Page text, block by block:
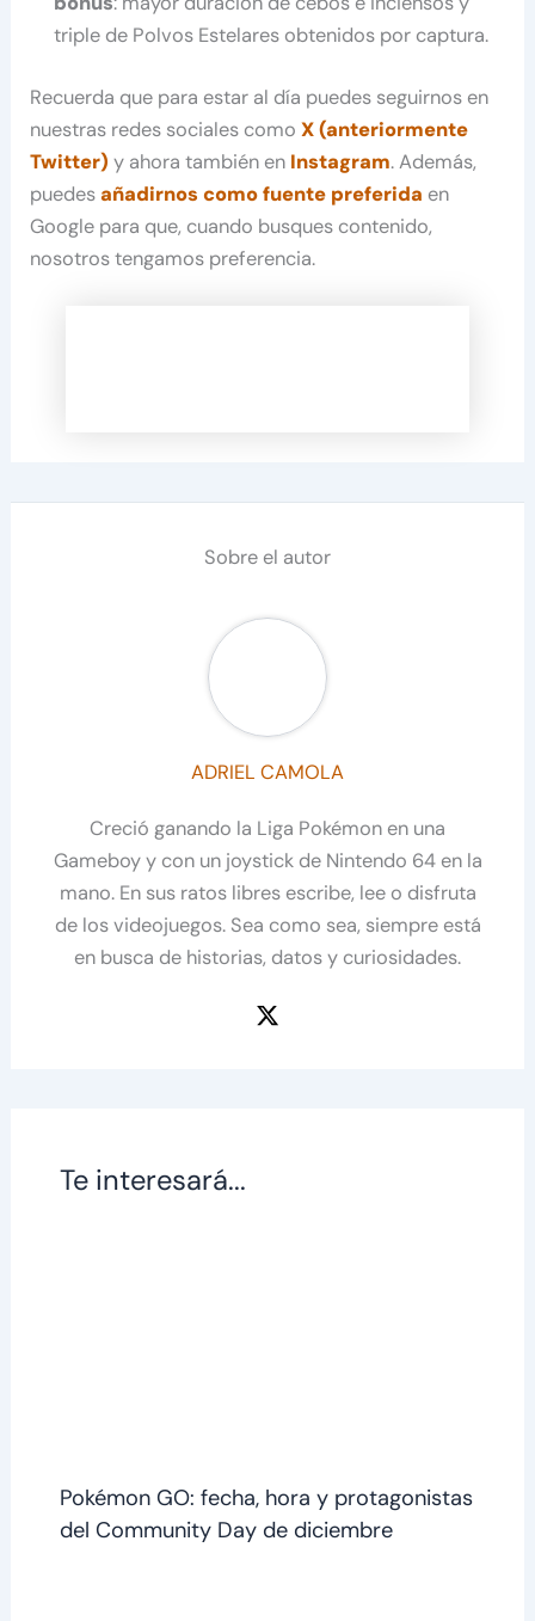
triple de Polvos Estelares obtenidos por captura.
Recuerda que para estar al día puedes seguirnos en
nuestras redes sociales comoX (anteriormente
Twitter) y ahora también en Instagram. Además,
puedesañadirnos como fuente preferida en
Google para que, cuando busques contenido,
nosotros tengamos preferencia.
Sobre el autor
ADRIEL CAMOLA
Creció ganando la Liga Pokémon en una
Gameboy y con un joystick de Nintendo 64 en la
mano. En sus ratos libres escribe, lee o disfruta
de los videojuegos. Sea como sea, siempre está
en busca de historias, datos y curiosidades.
Te interesará...
Pokémon GO: fecha, hora y protagonistas
del Community Day de diciembre